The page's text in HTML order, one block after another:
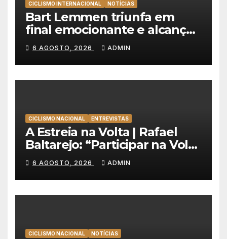
CICLISMO INTERNACIONAL NOTÍCIAS
Bart Lemmen triunfa em
final emocionante e alcança
a primeira vitória da carreira
na Volta à Polónia
6 AGOSTO, 2026 ADMIN
CICLISMO NACIONAL ENTREVISTAS
A Estreia na Volta | Rafael
Baltarejo: “Participar na Volta
a Portugal é o sonho de
qualquer ciclista”
6 AGOSTO, 2026 ADMIN
CICLISMO NACIONAL NOTÍCIAS